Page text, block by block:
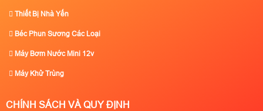
Thiết Bị Nhà Yến
Béc Phun Sương Các Loại
Máy Bơm Nước Mini 12v
Máy Khử Trùng
CHÍNH SÁCH VÀ QUY ĐỊNH